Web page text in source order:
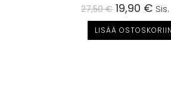
27,50€ Alkuperäinen
hinta
oli:
27,50 €.
19,90 €
on:
LISÄÄ OSTOSKORIIN